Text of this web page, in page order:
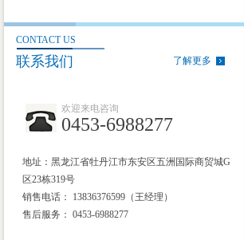
CONTACT US
联系我们 了解更多
欢迎来电咨询
0453-6988277
地址：黑龙江省牡丹江市东安区五洲国际商贸城G
区23栋319号
销售电话： 13836376599（王经理）
售后服务： 0453-6988277